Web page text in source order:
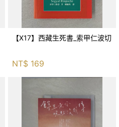
【X17】西藏生死書_索甲仁波切
NT$ 169